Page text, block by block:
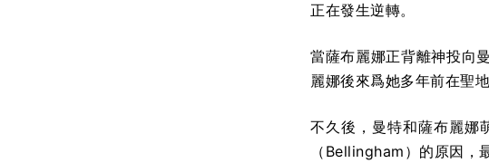
正在發生逆轉。
當薩布麗娜正背離神投向
麗娜後來爲她多年前在聖
不久後，曼特和薩布麗娜
（Bellingham）的原因，